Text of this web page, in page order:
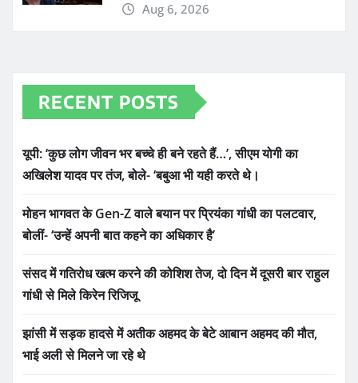
Aug 6, 2026
RECENT POSTS
यूपी: ‘कुछ लोग जीवन भर बच्चे ही बने रहते हैं…’, सीएम योगी का
अखिलेश यादव पर तंज, बोले- ‘बबुआ भी यही करते थे।
मोहन भागवत के Gen-Z वाले बयान पर प्रियंका गांधी का पलटवार,
बोलीं- ‘उन्हें अपनी बात कहने का अधिकार है’
संसद में गतिरोध खत्म करने की कोशिश तेज, दो दिन में दूसरी बार राहुल
गांधी से मिले किरेन रिजिजू
झांसी में सड़क हादसे में अतीक अहमद के बेटे आबान अहमद की मौत,
भाई अली से मिलने जा रहे थे